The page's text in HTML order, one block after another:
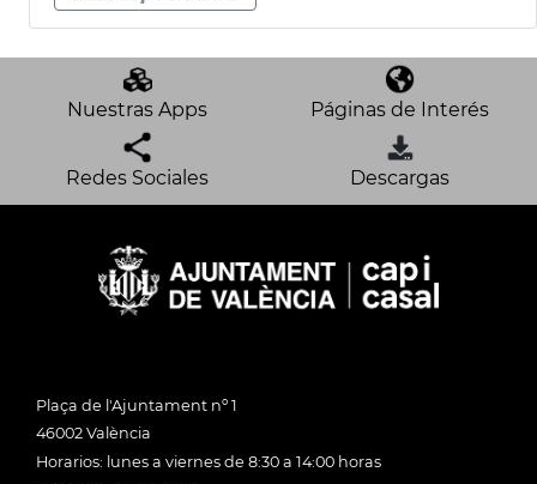
Nuestras Apps Páginas de Interés
Redes Sociales Descargas
Plaça de l'Ajuntament nº 1
46002 València
Horarios: lunes a viernes de 8:30 a 14:00 horas